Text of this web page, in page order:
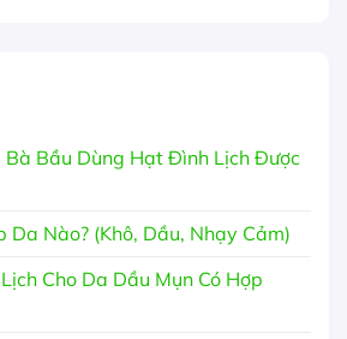
Bà Bầu Dùng Hạt Đình Lịch Được
Da Nào? (Khô, Dầu, Nhạy Cảm)
Cho Da Dầu Mụn Có Hợp